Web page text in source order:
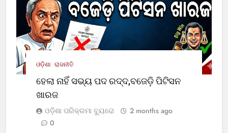
ଓଡ଼ିଶା ରାଜନୀତି
ହେଲା ନାହିଁ ସଭ୍ୟ ପଦ ରଦ୍ଦ,ବଜେଡ଼ି ପିଟିସନ
ଖାରଜ
ଓଡ଼ିଶା ପରିକ୍ରମା ବ୍ୟୁରୋ
2 months ago
0